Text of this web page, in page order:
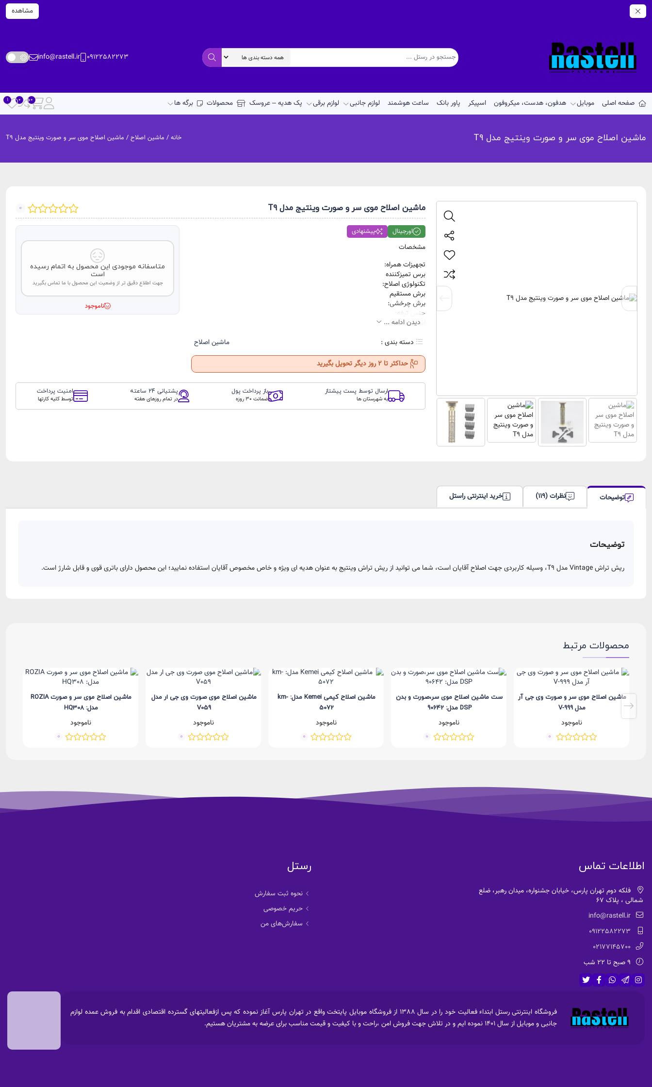
مشاهده
09122582273
info@rastell.ir
صفحه اصلی موبایل هدفون، هدست، میکروفون اسپیکر پاور بانک ساعت هوشمند لوازم جانبی لوازم برقی پک هدیه – عروسک محصولات برگه ها
ماشین اصلاح موی سر و صورت وینتیج مدل T9 خانه / ماشین اصلاح / ماشین اصلاح موی سر و صورت وینتیج مدل T9
ماشین اصلاح موی سر و صورت وینتیج مدل T9 0
اورجینال پیشنهادی
مشخصات
تجهیزات همراه:
برس تمیزکننده
تکنولوژی اصلاح:
برش مستقیم
برش چرخشی:
جنس تیغه:
استیل ضد زنگ
۱۲۰ دقیقه
۱۲۰ دقیقه
دیدن ادامه ...
دسته بندی :
ماشین اصلاح
حداکثر تا 2 روز دیگر تحویل بگیرید
متاسفانه موجودی این محصول به اتمام رسیده
است
جهت اطلاع دقیق تر از وضعیت این محصول با ما تماس بگیرید
ناموجود
ارسال توسط پست پیشتاز
به شهرستان ها
باز پرداخت پول
ضمانت 30 روزه
پشتیانی 24 ساعته
در تمام روزهای هفته
امنیت پرداخت
توسط کلیه کارتها
توضیحات نظرات (119) خرید اینترنتی راستل
توضیحات
ریش تراش Vintage مدل T9، وسیله کاربردی جهت اصلاح آقایان است، شما می توانید از ریش تراش وینتیج به عنوان هدیه ای ویژه و خاص مخصوص آقایان استفاده نمایید؛ این محصول دارای باتری قوی و قابل شارژ است.
محصولات مرتبط
ماشین اصلاح موی سر و صورت وی جی آر
مدل V-999
ناموجود
0
ست ماشین اصلاح موی سر،صورت و بدن
DSP مدل: 90642
ناموجود
0
ماشین اصلاح کیمی Kemei مدل: km-
5072
ناموجود
0
ماشین اصلاح موی صورت وی جی ار مدل
V059
ناموجود
0
ماشین اصلاح موی سر و صورت ROZIA
مدل: HQ308
ناموجود
0
اطلاعات تماس
فلکه دوم تهران پارس، خیابان جشنواره، میدان رهبر، ضلع
شمالی ، پلاک 67
info@rastell.ir
09122582273
02177145700
9 صبح تا 22 شب
رستل
نحوه ثبت سفارش
حریم خصوصی
سفارش‌های من
فروشگاه اینترنتی رستل ابتداء فعالیت خود را در سال 1388 از فروشگاه موبایل پایتخت واقع در تهران پارس آغاز نموده که پس ازفعالیتهای گسترده اقتصادی اقدام به فروش عمده لوازم
جانبی و موبایل از سال 1401 نموده ایم و در تلاش جهت فروش امن ،راحت و با کیفیت و قیمت مناسب برای عرضه به مشتریان هستیم.